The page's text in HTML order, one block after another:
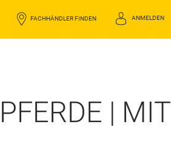
FACHHÄNDLER FINDEN ANMELDEN
| MIT